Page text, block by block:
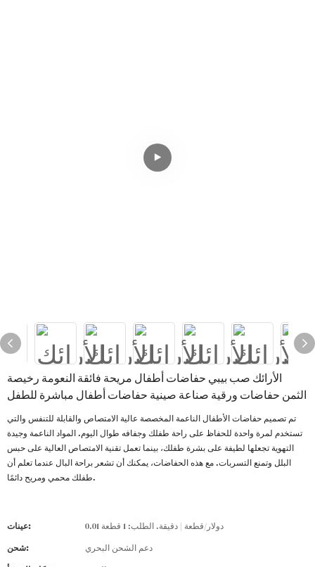
الأرائك صب بيبي حفاضات أطفال مريحة فائقة النعومة رخيصة
الثمن حفاضات ورقية صناعة صينية حفاضات أطفال مباشرة للطفل
تم تصميم حفاضات الأطفال الناعمة المخصصة عالية الامتصاص والقابلة للتنفس والتي
تستخدم لمرة واحدة للحفاظ على راحة طفلك وجفافه طوال اليوم. المواد الناعمة وجيدة
التهوية تجعلها لطيفة على بشرة طفلك، بينما تعمل تقنية الامتصاص العالية على حبس
البلل وتمنع التسربات. مع هذه الحفاضات، يمكنك أن تشعر براحة البال عندما تعلم أن
طفلك محمي ومريح دائمًا.
عينات:
0.01 دولار/قطعة | دقيقة. الطلب: 1 قطعة
شحن:
دعم الشحن البحري